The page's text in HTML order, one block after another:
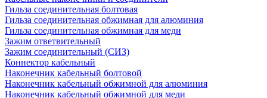
Гильза соединительная болтовая
Гильза соединительная обжимная для алюминия
Гильза соединительная обжимная для меди
Зажим ответвительный
Зажим соединительный (СИЗ)
Коннектор кабельный
Наконечник кабельный болтовой
Наконечник кабельный обжимной для алюминия
Наконечник кабельный обжимной для меди